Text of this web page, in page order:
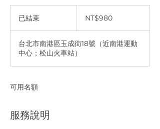
已結束 NT$980
台北市南港區玉成街18號（近南港運動
中心；松山火車站）
可用名額
服務說明